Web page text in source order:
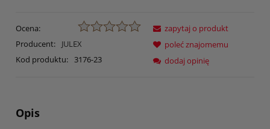
Ocena:
Producent:
JULEX
Kod produktu: 3176-23
zapytaj o produkt
poleć znajomemu
dodaj opinię
Opis